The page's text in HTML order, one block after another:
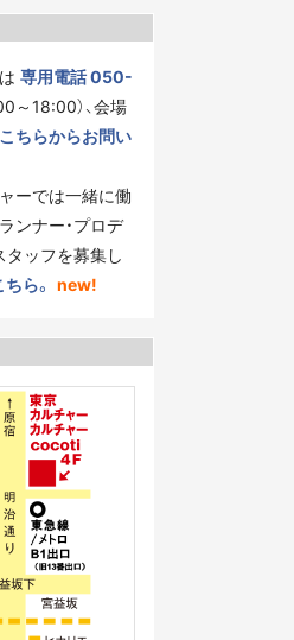
専用電話 050-
～18:00）、会場
こちらからお問い
ーでは一緒に働
ンナー・プロデ
タッフを募集し
ら。 new!